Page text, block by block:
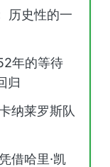
历史性的一
年的等待
归
纳莱罗斯队
借哈里·凯